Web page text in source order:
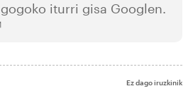
gogoko iturri gisa Googlen.
Ez dago iruzkinik